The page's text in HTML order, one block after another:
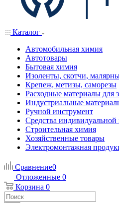
Каталог
Автомобильная химия
Автотовары
Бытовая химия
Изоленты, скотчи,
Крепеж, метизы, саморезы
Расходные материалы для
Индустриальные
Ручной инструмент
Средства
Строительная химия
Хозяйственные товары
Электромонтажная
Сравнение0
Отложенные 0
Корзина 0